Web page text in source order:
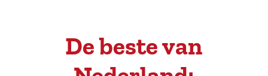
De beste van